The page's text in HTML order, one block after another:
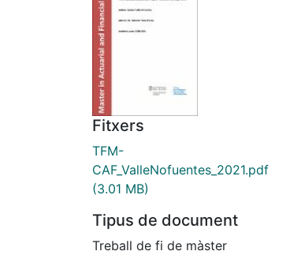
Fitxers
TFM-
CAF_ValleNofuentes_2021.pdf
(3.01 MB)
Tipus de document
Treball de fi de màster